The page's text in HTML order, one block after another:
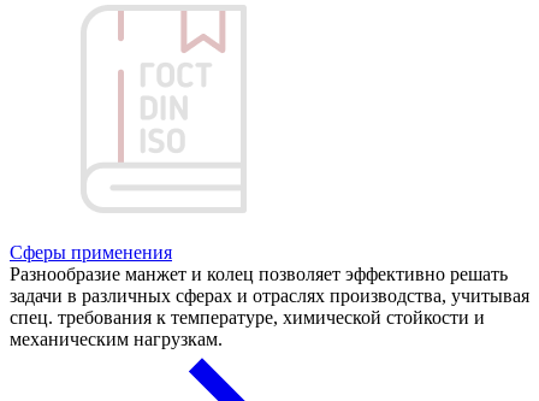
Сферы применения
Разнообразие манжет и колец позволяет эффективно решать
задачи в различных сферах и отраслях производства, учитывая
спец. требования к температуре, химической стойкости и
механическим нагрузкам.